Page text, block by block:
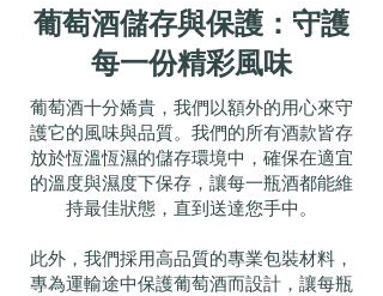
葡萄酒儲存與保護：守護
每一份精彩風味
葡萄酒十分嬌貴，我們以額外的用心來守
護它的風味與品質。我們的所有酒款皆存
放於恆溫恆濕的儲存環境中，確保在適宜
的溫度與濕度下保存，讓每一瓶酒都能維
持最佳狀態，直到送達您手中。
此外，我們採用高品質的專業包裝材料，
專為運輸途中保護葡萄酒而設計，讓每瓶